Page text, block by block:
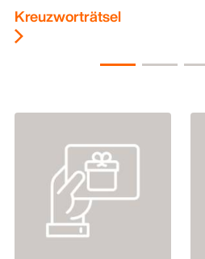
Kreuzworträtsel